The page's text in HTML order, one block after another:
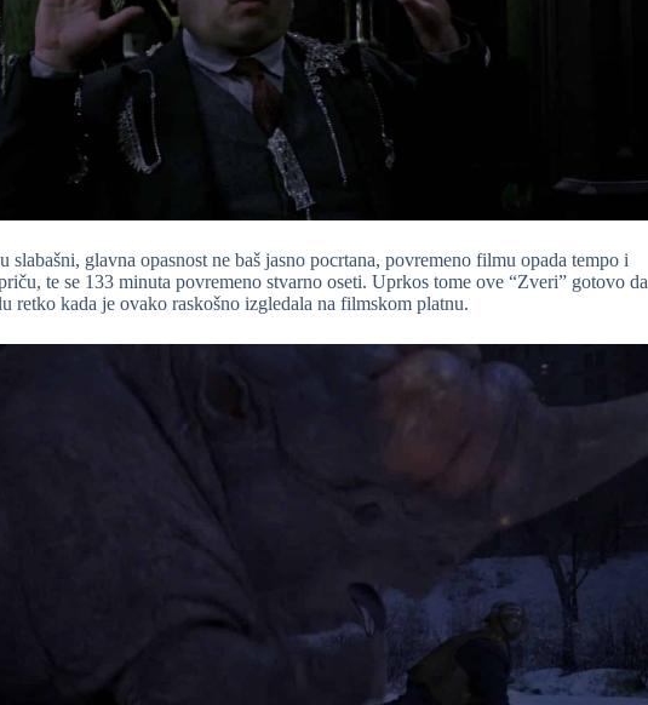
glavna opasnost ne baš jasno pocrtana, povremeno filmu opada tempo i
te se 133 minuta povremeno stvarno oseti. Uprkos tome ove “Zveri” gotovo da
retko kada je ovako raskošno izgledala na filmskom platnu.